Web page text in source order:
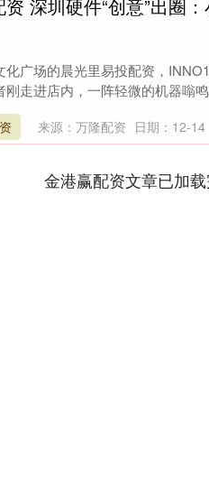
深圳硬件“创意”出圈
化广场的晨光里易投配资，
刚走进店内，一阵轻微的机器
来源：万隆配资 日期：12-14
金港赢配资文章已加